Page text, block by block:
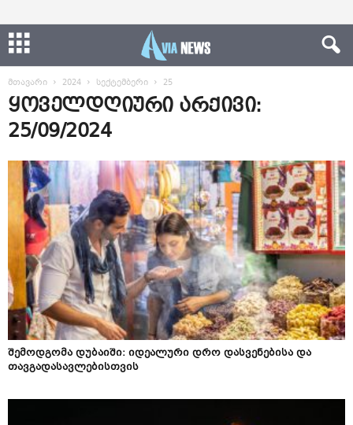
მთავარი 2024 სექტემბერი 25
ყოველდღიური არქივი:
25/09/2024
შემოდგომა დუბაიში: იდეალური დრო დასვენებისა და
თავგადასავლებისთვის